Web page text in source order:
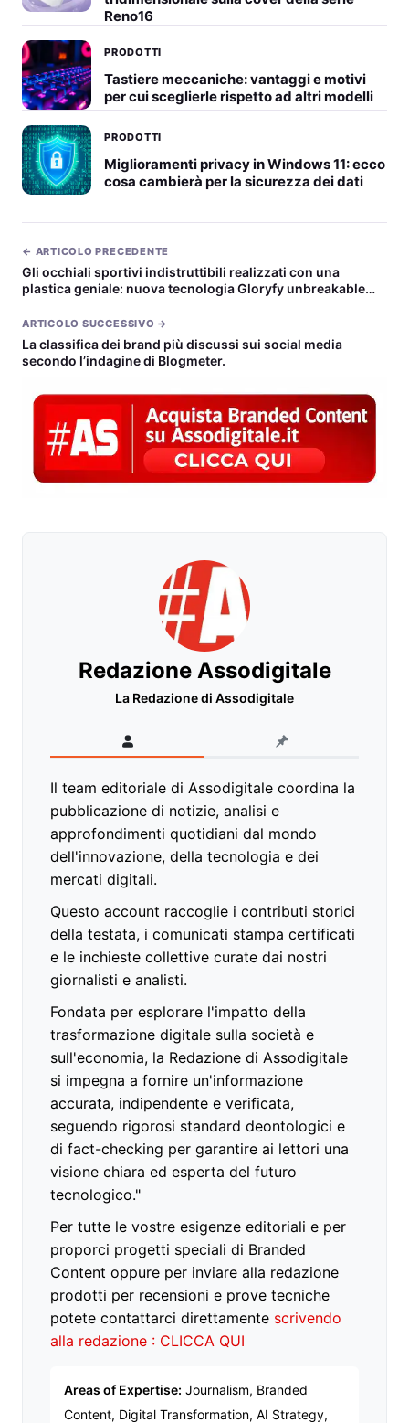
Reno16
PRODOTTI
Tastiere meccaniche: vantaggi e motivi
per cui sceglierle rispetto ad altri modelli
PRODOTTI
Miglioramenti privacy in Windows 11: ecco
cosa cambierà per la sicurezza dei dati
← ARTICOLO PRECEDENTE
Gli occhiali sportivi indistruttibili realizzati con una
plastica geniale: nuova tecnologia Gloryfy unbreakable
ARTICOLO SUCCESSIVO →
La classifica dei brand più discussi sui social media
secondo l’indagine di Blogmeter.
Redazione Assodigitale
La Redazione di Assodigitale
Il team editoriale di Assodigitale coordina la
pubblicazione di notizie, analisi e
approfondimenti quotidiani dal mondo
dell'innovazione, della tecnologia e dei
mercati digitali.
Questo account raccoglie i contributi storici
della testata, i comunicati stampa certificati
e le inchieste collettive curate dai nostri
giornalisti e analisti.
Fondata per esplorare l'impatto della
trasformazione digitale sulla società e
sull'economia, la Redazione di Assodigitale
si impegna a fornire un'informazione
accurata, indipendente e verificata,
seguendo rigorosi standard deontologici e
di fact-checking per garantire ai lettori una
visione chiara ed esperta del futuro
tecnologico."
Per tutte le vostre esigenze editoriali e per
proporci progetti speciali di Branded
Content oppure per inviare alla redazione
prodotti per recensioni e prove tecniche
potete contattarci direttamente scrivendo
alla redazione : CLICCA QUI
Areas of Expertise: Journalism, Branded
Content, Digital Transformation, AI Strategy,